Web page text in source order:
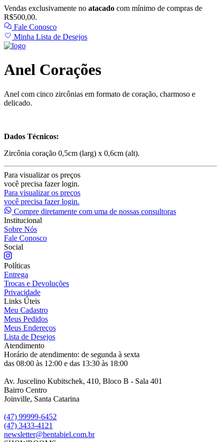
Vendas exclusivamente no atacado com mínimo de compras de
R$500,00.
Fale Conosco
Minha Lista de Desejos
Anel Corações
Anel com cinco zircônias em formato de coração, charmoso e
delicado.
Dados Técnicos:
Zircônia coração 0,5cm (larg) x 0,6cm (alt).
Para visualizar os preços
você precisa fazer login.
Para visualizar os preços
você precisa fazer login.
Compre diretamente com uma de nossas consultoras
Institucional
Sobre Nós
Fale Conosco
Social
Políticas
Entrega
Trocas e Devoluções
Privacidade
Links Úteis
Meu Cadastro
Meus Pedidos
Meus Endereços
Lista de Desejos
Atendimento
Horário de atendimento: de segunda à sexta
das 08:00 às 12:00 e das 13:30 às 18:00
Av. Juscelino Kubitschek, 410, Bloco B - Sala 401
Bairro Centro
Joinville, Santa Catarina
(47) 99999-6452
(47) 3433-4121
newsletter@bentabiel.com.br